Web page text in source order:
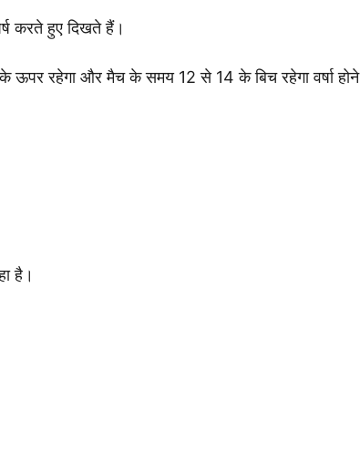
करते हुए दिखते हैं।
ऊपर रहेगा और मैच के समय 12 से 14 के बिच रहेगा वर्षा होने
है।